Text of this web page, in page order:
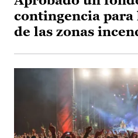
contingencia
de las zonas